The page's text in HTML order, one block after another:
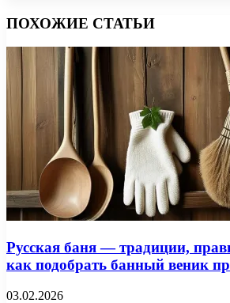
ПОХОЖИЕ СТАТЬИ
Русская баня — традиции,
как подобрать банный веник
03.02.2026